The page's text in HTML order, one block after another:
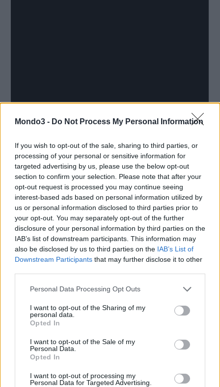
Mondo3 - Do Not Process My Personal Information
If you wish to opt-out of the sale, sharing to third parties, or
processing of your personal or sensitive information for
targeted advertising by us, please use the below opt-out
section to confirm your selection. Please note that after your
opt-out request is processed you may continue seeing
interest-based ads based on personal information utilized by
us or personal information disclosed to third parties prior to
your opt-out. You may separately opt-out of the further
disclosure of your personal information by third parties on the
IAB’s list of downstream participants. This information may
also be disclosed by us to third parties on the IAB’s List of
Downstream Participants that may further disclose it to other
Personal Data Processing Opt Outs
I want to opt-out of the Sharing of my
personal data.
Opted In
I want to opt-out of the Sale of my
Personal Data.
Opted In
I want to opt-out of processing my
Personal Data for Targeted Advertising.
I TESTIMONIAL
Il primo spot on air vede protagonistiGabriele Benedetto, CEO
di Telepass, e Simone Mancini, Head of Marketing di Rossignol.
In chiusura dello spot il vero focus, ovvero la possibilità di
usufriore del
Piano Voucher promosso dal MISE per favorire la
diffusione della banda ultralarga nel Paese
, grazie a un bonus fino
a 2.500€.
Pensiamo a tutto noi
Offerta WINDTRE Business:MyShare